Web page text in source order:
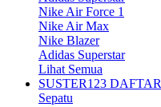
Nike Air Force 1
Nike Air Max
Nike Blazer
Adidas Superstar
Lihat Semua
SUSTER123 DAFTAR
Sepatu